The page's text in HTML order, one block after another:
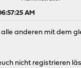
AM
anderen mit dem
nicht registrieren